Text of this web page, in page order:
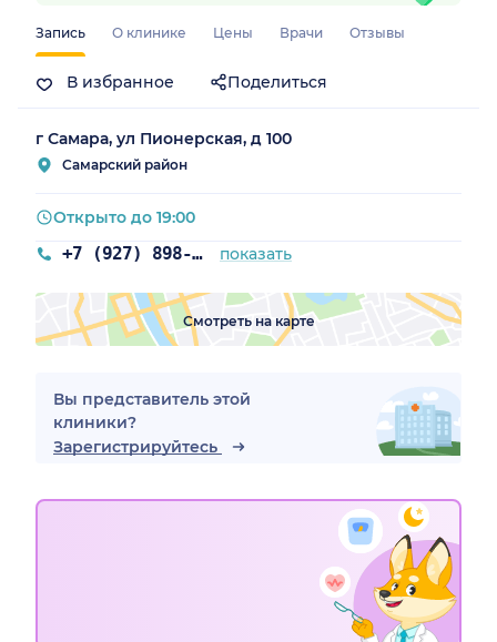
Запись О клинике Цены Врачи Отзывы
В избранное Поделиться
г Самара, ул Пионерская, д 100
Самарский район
+7 (927) 898-66-71 показать
Открыто до 19:00
Смотреть на карте
Вы представитель этой
клиники?
Зарегистрируйтесь